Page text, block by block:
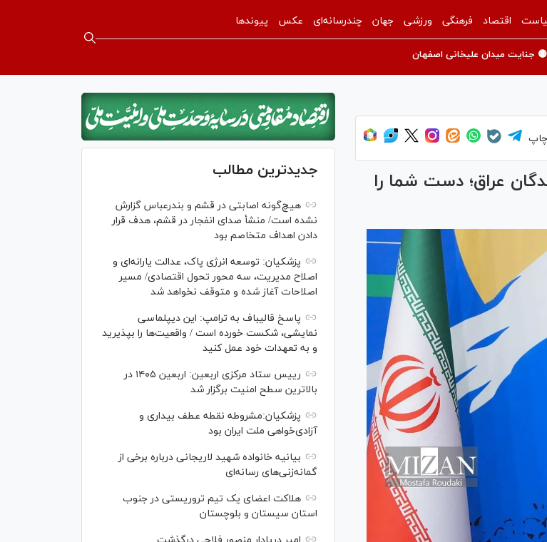
اقتصاد فرهنگی ورزشی جهان چندرسانه‌ای عکس پیوندها
🟡 جنایت میدان علیخانی اصفهان
چاپ
عراق؛ دست شما را
جدیدترین مطالب
هیچ‌گونه اصابتی در قشم و بندرعباس گزارش
نشده است/ منشأ صدای انفجار در قشم، هدف قرار
دادن اهداف متخاصم بود
پزشکیان: توسعه انرژی پاک، عدالت یارانه‌ای و
اصلاح مدیریت، سه محور تحول اقتصادی/ مسیر
اصلاحات آغاز شده و متوقف نخواهد شد
پاسخ قالیباف به ترامپ: این دیپلماسی
نمایشی، شکست خورده است / واقعیت‌ها را بپذیرید
و به تعهدات خود عمل کنید
رییس ستاد مرکزی اربعین: اربعین ۱۴۰۵ در
بالاترین سطح امنیت برگزار شد
پزشکیان:مشروطه نقطه عطف بیداری و
آزادی‌خواهی ملت ایران بود
بیانیه خانواده شهید لاریجانی درباره برخی از
گمانه‌زنی‌های رسانه‌ای
هلاکت اعضای یک تیم تروریستی در جنوب
استان سیستان و بلوچستان